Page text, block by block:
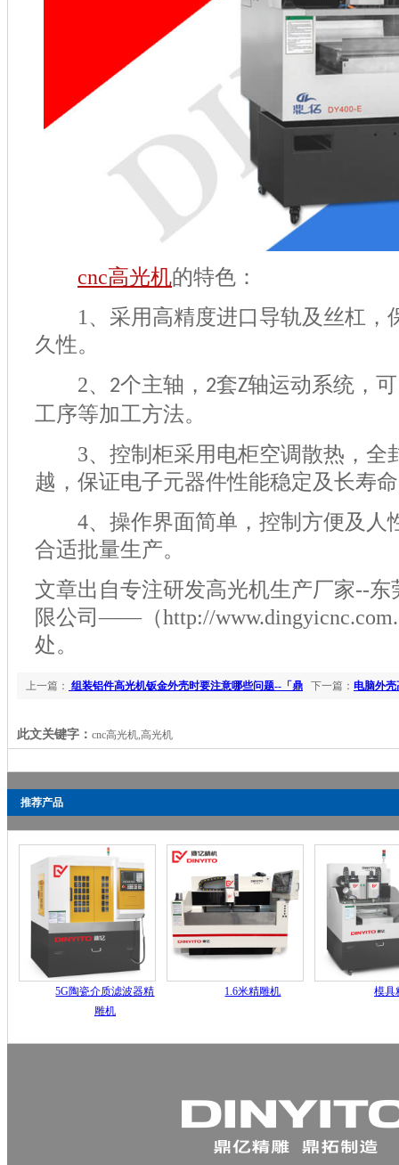
cnc高光机的特色：
1、采用高精度进口导轨及丝杠，
久性。
2、 2个主轴， 2套Z轴运动系统，
工序等加工方法。
3、控制柜采用电柜空调散热，全
越，保证电子元器件性能稳定及长寿
4、操作界面简单，控制方便及人
合适批量生产。
文章出自专注研发高光机生产厂家--
限公司——（http://
处。
下一篇： 电脑外
上一篇： 组装铝件高光机钣金外壳时要注意哪些问题--「鼎
此文关键字： cnc高光机,高光机
推荐产品
5G陶瓷介质滤波器精
雕机
1.6米精雕机 模具